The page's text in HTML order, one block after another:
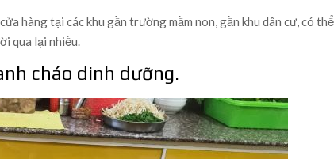
hàng tại các khu gần trường mầm non, gần khu dân cư, có thể
qua lại nhiều.
cháo dinh dưỡng.